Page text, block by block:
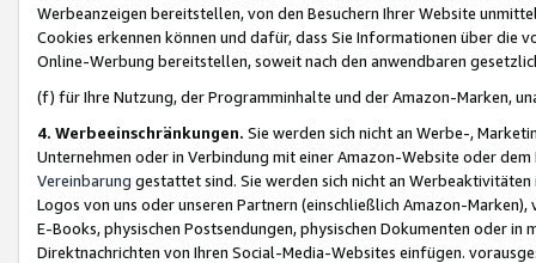
Werbeanzeigen bereitstellen, von den Besuchern Ihrer Website
Cookies erkennen können und dafür, dass Sie Informationen über die
Online-Werbung bereitstellen, soweit nach den anwendbaren
(f) für Ihre Nutzung, der Programminhalte und der Amazon-Marken,
4. Werbeeinschränkungen. Sie werden sich nicht an Werbe-,
Unternehmen oder in Verbindung mit einer Amazon-Website oder
Vereinbarung gestattet sind. Sie werden sich nicht an
Logos von uns oder unseren Partnern (einschließlich Amazon-
E-Books, physischen Postsendungen, physischen Dokumenten oder in
Direktnachrichten von Ihren Social-Media-Websites einfügen.